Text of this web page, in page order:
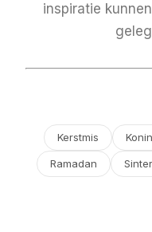
inspiratie
Kerstmis
Ramadan